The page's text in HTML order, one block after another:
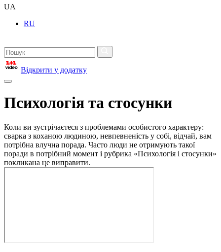
UA
RU
Відкрити у додатку
Психологія та стосунки
Коли ви зустрічаєтеся з проблемами особистого характеру:
сварка з коханою людиною, невпевненість у собі, відчай, вам
потрібна влучна порада. Часто люди не отримують такої
поради в потрібний момент і рубрика «Психологія і стосунки»
покликана це виправити.